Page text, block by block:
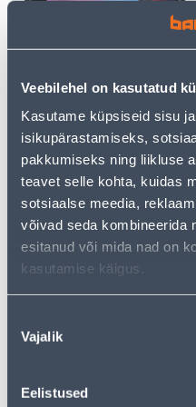
Veebilehel on kasutatud
Kasutame küpsiseid sisu
isikupärastamiseks,
pakkumiseks ning liikluse
teavet selle kohta, kuidas
sotsiaalse meedia,
võivad seda kombineerida
esitanud või mida nad on
kasutamise käigus.
valik
Vajalik
Eelistused
TOAKASVUHOONE
36X22CM 18 POTIGA MUST
6.66 €
4.33 €
для
авторизованного
клиента
Э-ЦЕНА
MUST 10TK PAKIS